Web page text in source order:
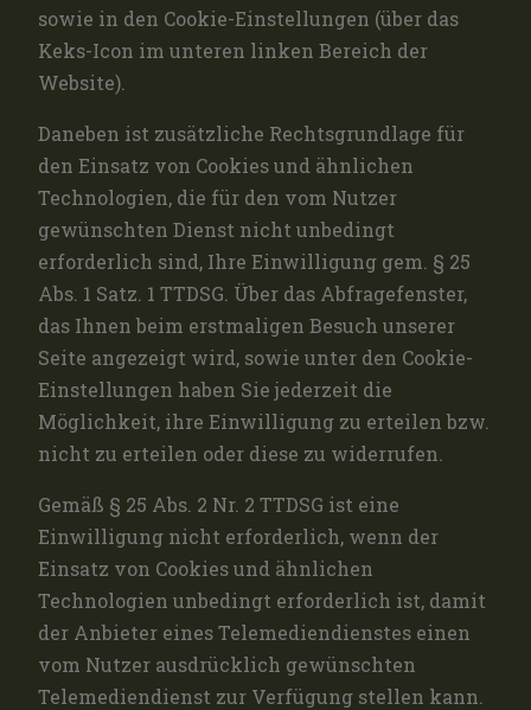
sowie in den Cookie-Einstellungen (über das
Keks-Icon im unteren linken Bereich der
Website).
Daneben ist zusätzliche Rechtsgrundlage für
den Einsatz von Cookies und ähnlichen
Technologien, die für den vom Nutzer
gewünschten Dienst nicht unbedingt
erforderlich sind, Ihre Einwilligung gem. § 25
Abs. 1 Satz. 1 TTDSG. Über das Abfragefenster,
das Ihnen beim erstmaligen Besuch unserer
Seite angezeigt wird, sowie unter den Cookie-
Einstellungen haben Sie jederzeit die
Möglichkeit, ihre Einwilligung zu erteilen bzw.
nicht zu erteilen oder diese zu widerrufen.
Gemäß § 25 Abs. 2 Nr. 2 TTDSG ist eine
Einwilligung nicht erforderlich, wenn der
Einsatz von Cookies und ähnlichen
Technologien unbedingt erforderlich ist, damit
der Anbieter eines Telemediendienstes einen
vom Nutzer ausdrücklich gewünschten
Telemediendienst zur Verfügung stellen kann.